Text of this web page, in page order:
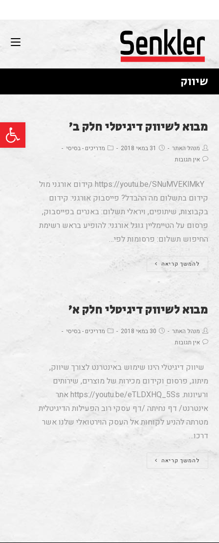
פתח סרגל נגישות
שיווק
מבוא לשיווק דיגיטלי חלק ב’
מנהל האתר 31 במאי 2018
מדריכים - בסיסי
אין תגובות
https://youtu.be/SNuMVEKlMkY קידום אורגני מול
קידום בתשלום מה ההבדל? פייסבוק אורגני: קידום
בקבוצות, שיתופים, ויראלי תשלום: באנרים בפייסבוק,
פרסום על הטיימליין גוגל אורגני: להופיע בראש רשימת
החיפוש תשלום: פרסומות לפי…
להמשך קריאה
מבוא לשיווק דיגיטלי חלק א’
מנהל האתר 30 במאי 2018
מדריכים - בסיסי
אין תגובות
שיווק דיגיטלי הינו שימוש באינטרנט לצורך שיווק,
מיתוג, פרסום וקידום מכירות של מוצרים, שירותים
ורעיונות. https://youtu.be/eTLDXHQ_5Ss אתר
אינטרנט/ דף נחיתה /דף עסקי רוב הפעילות הדיגיטלית
מטרתה להניע לקוחות אל העסק הוירטואלי שלנו אשר
דרכו…
להמשך קריאה